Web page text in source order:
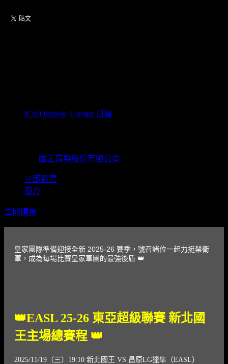
iCal/Outlook Google 日曆
國王育樂股份有限公司
立即購票
簡介
立即購票
皇家團隊準備迎接全新 2025-26 賽季，號召諸位一起力挺禁衛
軍，成為每場比賽皇家軍團的最強後盾 👑
👑EASL 25-26 東亞超級聯賽 新北國
王主場總賽程 👑
2025/11/19（三）19:10 新北國王 VS 昌原LG獵隼（EASL）